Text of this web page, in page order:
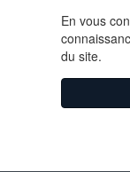
En vous
du site.